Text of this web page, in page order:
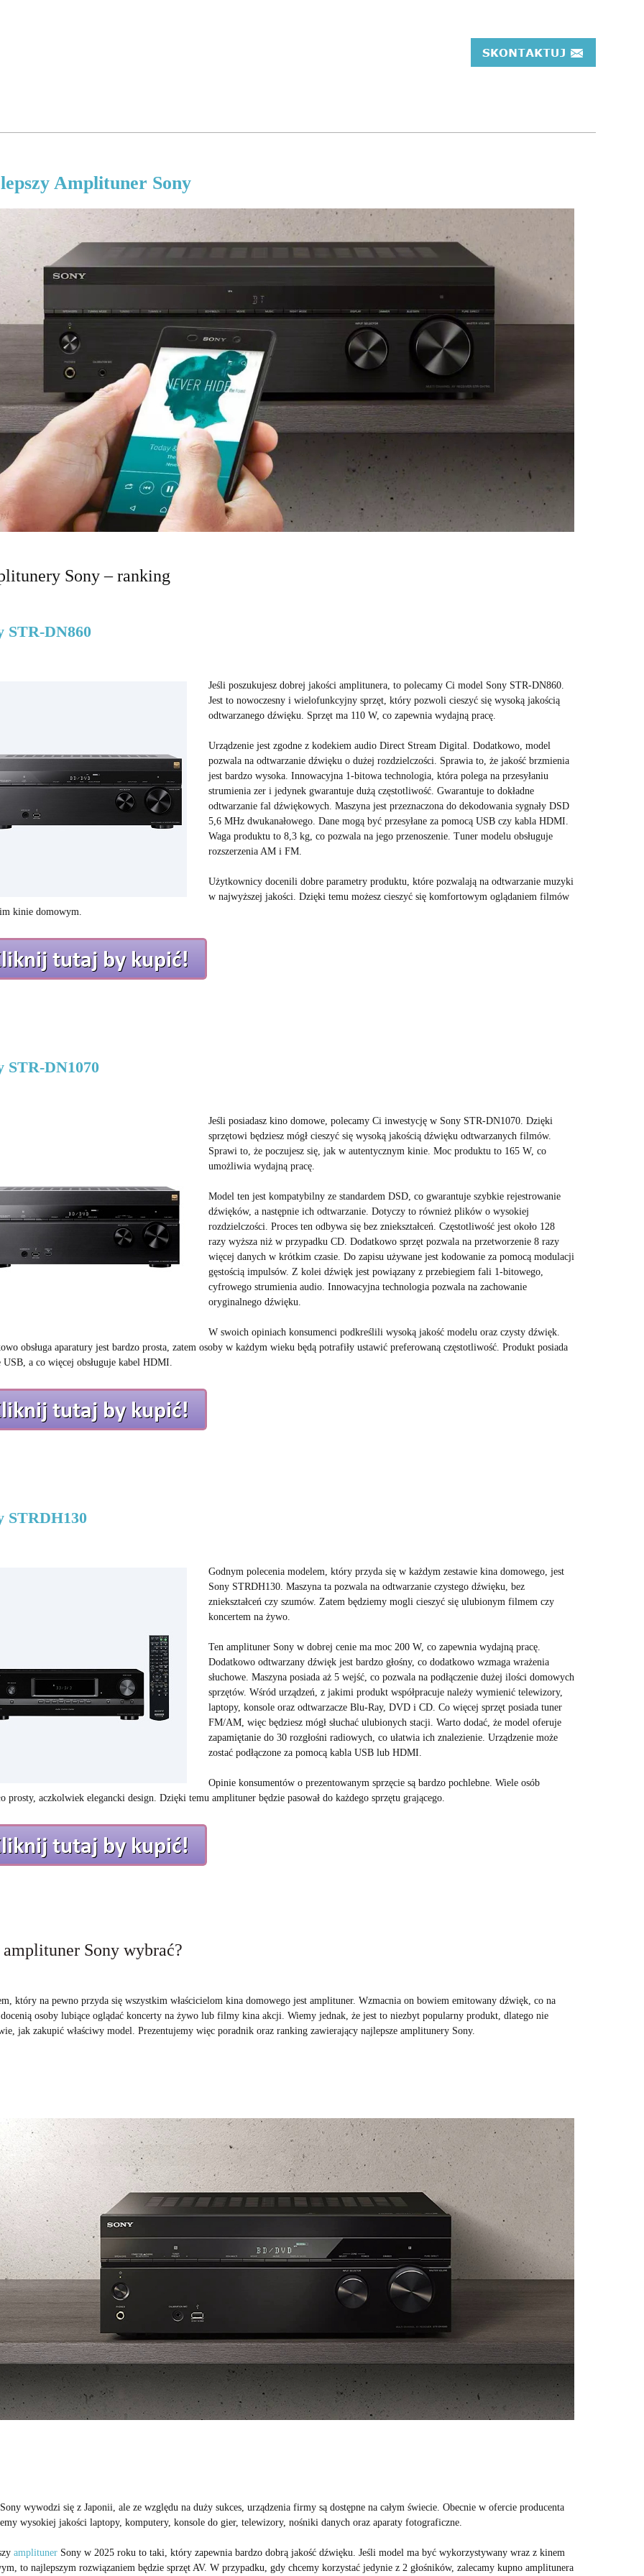
Amplituner Sony
Sony – ranking
STR-DN860
Jeśli poszukujesz dobrej jakości amplitunera, to polecamy Ci model Sony STR-DN860.
Jest to nowoczesny i wielofunkcyjny sprzęt, który pozwoli cieszyć się wysoką jakością
odtwarzanego dźwięku. Sprzęt ma 110 W, co zapewnia wydajną pracę.
Urządzenie jest zgodne z kodekiem audio Direct Stream Digital. Dodatkowo, model
pozwala na odtwarzanie dźwięku o dużej rozdzielczości. Sprawia to, że jakość brzmienia
jest bardzo wysoka. Innowacyjna 1-bitowa technologia, która polega na przesyłaniu
strumienia zer i jedynek gwarantuje dużą częstotliwość. Gwarantuje to dokładne
odtwarzanie fal dźwiękowych. Maszyna jest przeznaczona do dekodowania sygnały DSD
5,6 MHz dwukanałowego. Dane mogą być przesyłane za pomocą USB czy kabla HDMI.
Waga produktu to 8,3 kg, co pozwala na jego przenoszenie. Tuner modelu obsługuje
rozszerzenia AM i FM.
Użytkownicy docenili dobre parametry produktu, które pozwalają na odtwarzanie muzyki
w najwyższej jakości. Dzięki temu możesz cieszyć się komfortowym oglądaniem filmów
kinie domowym.
STR-DN1070
Jeśli posiadasz kino domowe, polecamy Ci inwestycję w Sony STR-DN1070. Dzięki
sprzętowi będziesz mógł cieszyć się wysoką jakością dźwięku odtwarzanych filmów.
Sprawi to, że poczujesz się, jak w autentycznym kinie. Moc produktu to 165 W, co
umożliwia wydajną pracę.
Model ten jest kompatybilny ze standardem DSD, co gwarantuje szybkie rejestrowanie
dźwięków, a następnie ich odtwarzanie. Dotyczy to również plików o wysokiej
rozdzielczości. Proces ten odbywa się bez zniekształceń. Częstotliwość jest około 128
razy wyższa niż w przypadku CD. Dodatkowo sprzęt pozwala na przetworzenie 8 razy
więcej danych w krótkim czasie. Do zapisu używane jest kodowanie za pomocą modulacji
gęstością impulsów. Z kolei dźwięk jest powiązany z przebiegiem fali 1-bitowego,
cyfrowego strumienia audio. Innowacyjna technologia pozwala na zachowanie
oryginalnego dźwięku.
W swoich opiniach konsumenci podkreślili wysoką jakość modelu oraz czysty dźwięk.
obsługa aparatury jest bardzo prosta, zatem osoby w każdym wieku będą potrafiły ustawić preferowaną częstotliwość. Produkt posiada
USB, a co więcej obsługuje kabel HDMI.
STRDH130
Godnym polecenia modelem, który przyda się w każdym zestawie kina domowego, jest
Sony STRDH130. Maszyna ta pozwala na odtwarzanie czystego dźwięku, bez
zniekształceń czy szumów. Zatem będziemy mogli cieszyć się ulubionym filmem czy
koncertem na żywo.
Ten amplituner Sony w dobrej cenie ma moc 200 W, co zapewnia wydajną pracę.
Dodatkowo odtwarzany dźwięk jest bardzo głośny, co dodatkowo wzmaga wrażenia
słuchowe. Maszyna posiada aż 5 wejść, co pozwala na podłączenie dużej ilości domowych
sprzętów. Wśród urządzeń, z jakimi produkt współpracuje należy wymienić telewizory,
laptopy, konsole oraz odtwarzacze Blu-Ray, DVD i CD. Co więcej sprzęt posiada tuner
FM/AM, więc będziesz mógł słuchać ulubionych stacji. Warto dodać, że model oferuje
zapamiętanie do 30 rozgłośni radiowych, co ułatwia ich znalezienie. Urządzenie może
zostać podłączone za pomocą kabla USB lub HDMI.
Opinie konsumentów o prezentowanym sprzęcie są bardzo pochlebne. Wiele osób
prosty, aczkolwiek elegancki design. Dzięki temu amplituner będzie pasował do każdego sprzętu grającego.
Sony wybrać?
który na pewno przyda się wszystkim właścicielom kina domowego jest amplituner. Wzmacnia on bowiem emitowany dźwięk, co na
osoby lubiące oglądać koncerty na żywo lub filmy kina akcji. Wiemy jednak, że jest to niezbyt popularny produkt, dlatego nie
jak zakupić właściwy model. Prezentujemy więc poradnik oraz ranking zawierający najlepsze amplitunery Sony.
wywodzi się z Japonii, ale ze względu na duży sukces, urządzenia firmy są dostępne na całym świecie. Obecnie w ofercie producenta
wysokiej jakości laptopy, komputery, konsole do gier, telewizory, nośniki danych oraz aparaty fotograficzne.
amplitunerSony w 2025 roku to taki, który zapewnia bardzo dobrą jakość dźwięku. Jeśli model ma być wykorzystywany wraz z kinem
to najlepszym rozwiązaniem będzie sprzęt AV. W przypadku, gdy chcemy korzystać jedynie z 2 głośników, zalecamy kupno amplitunera